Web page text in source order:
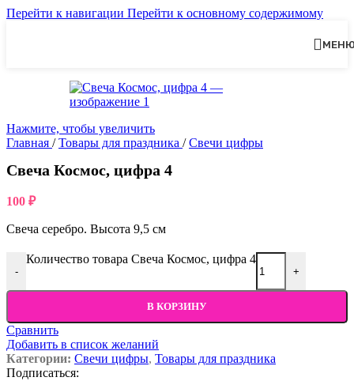
Перейти к навигации Перейти к основному содержимому
Нажмите, чтобы увеличить
Главная / Товары для праздника / Свечи цифры
Свеча Космос, цифра 4
100 ₽
Свеча серебро. Высота 9,5 см
-
Количество товара Свеча Космос, цифра 4
+
В КОРЗИНУ
Сравнить
Добавить в список желаний
Категории: Свечи цифры, Товары для праздника
Подписаться: